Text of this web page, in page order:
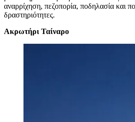
αναρρίχηση, πεζοπορία, ποδηλασία και
δραστηριότητες.
Ακρωτήρι Ταίναρο